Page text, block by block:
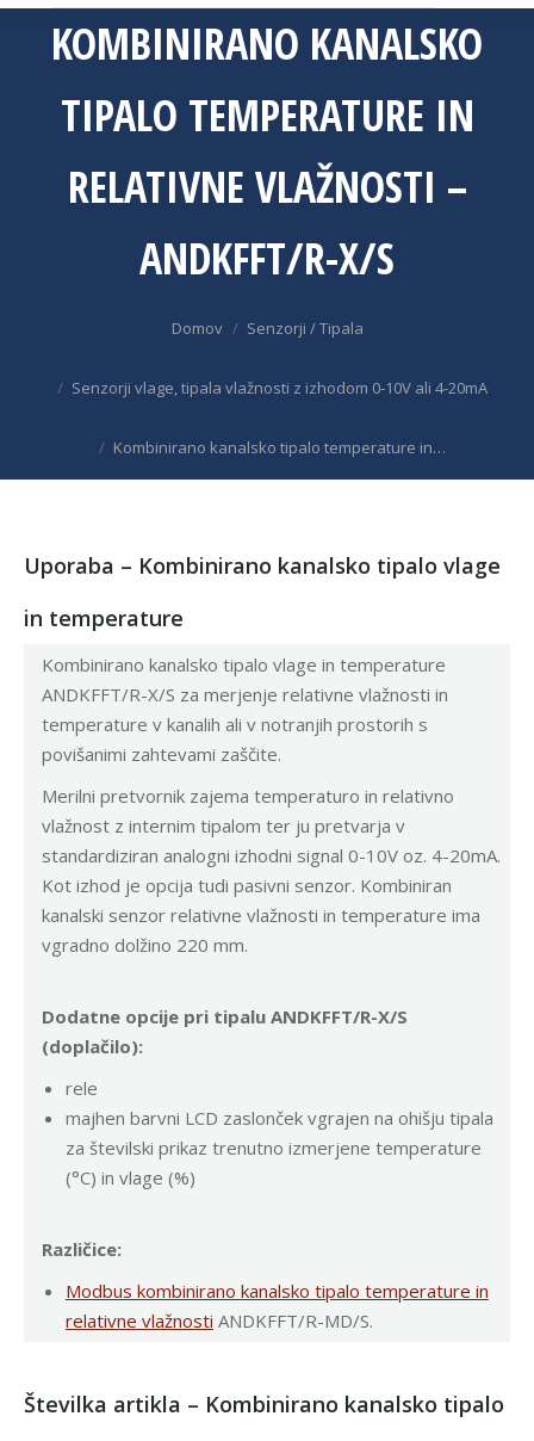
KOMBINIRANO KANALSKO
TIPALO TEMPERATURE IN
RELATIVNE VLAŽNOSTI –
ANDKFFT/R-X/S
Domov Senzorji / Tipala
Senzorji vlage, tipala vlažnosti z izhodom 0-10V ali 4-20mA
Kombinirano kanalsko tipalo temperature in…
Uporaba – Kombinirano kanalsko tipalo vlage
in temperature
Kombinirano kanalsko tipalo vlage in temperature
ANDKFFT/R-X/S za merjenje relativne vlažnosti in
temperature v kanalih ali v notranjih prostorih s
povišanimi zahtevami zaščite.
Merilni pretvornik zajema temperaturo in relativno
vlažnost z internim tipalom ter ju pretvarja v
standardiziran analogni izhodni signal 0-10V oz. 4-20mA.
Kot izhod je opcija tudi pasivni senzor. Kombiniran
kanalski senzor relativne vlažnosti in temperature ima
vgradno dolžino 220 mm.
Dodatne opcije pri tipalu ANDKFFT/R-X/S
(doplačilo):
rele
majhen barvni LCD zaslonček vgrajen na ohišju tipala
za številski prikaz trenutno izmerjene temperature
(°C) in vlage (%)
Različice:
Modbus kombinirano kanalsko tipalo temperature in
relativne vlažnosti ANDKFFT/R-MD/S.
Številka artikla – Kombinirano kanalsko tipalo